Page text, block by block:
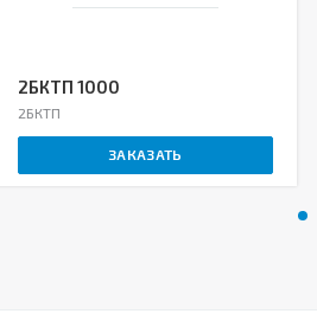
2БКТП 1000
2БКТП
ЗАКАЗАТЬ